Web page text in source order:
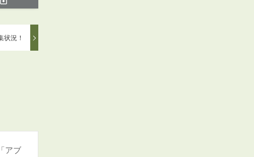
況！
アブ